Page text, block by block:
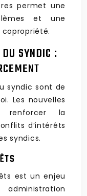
permet une
et une
SYNDIC :
syndic sont de
Les nouvelles
renforcer la
d’intérêts
syndics.
est un enjeu